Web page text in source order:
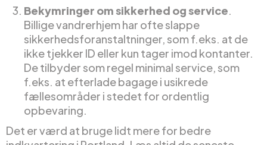
Bekymringer om sikkerhed og service.
Billige vandrerhjem har ofte slappe
sikkerhedsforanstaltninger, som f.eks. at de
ikke tjekker ID eller kun tager imod kontanter.
De tilbyder som regel minimal service, som
f.eks. at efterlade bagage i usikrede
fællesområder i stedet for ordentlig
opbevaring.
Det er værd at bruge lidt mere for bedre